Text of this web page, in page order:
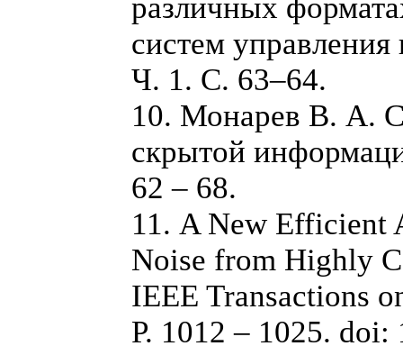
различных
систем
Ч. 1. С. 63–64.
10. Монарев В. А.
скрытой
62 – 68.
11. A New Efficient
Noise from Highly
IEEE Transactions
P. 1012 – 1025.